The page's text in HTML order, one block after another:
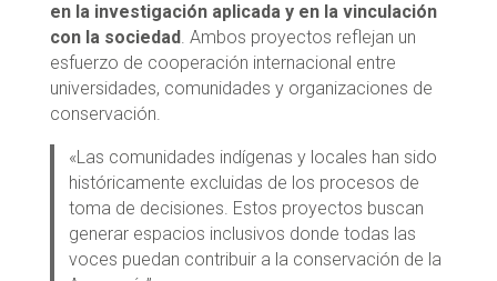
en la investigación aplicada y en la vinculación
con la sociedad. Ambos proyectos reflejan un
esfuerzo de cooperación internacional entre
universidades, comunidades y organizaciones de
conservación.
«Las comunidades indígenas y locales han sido
históricamente excluidas de los procesos de
toma de decisiones. Estos proyectos buscan
generar espacios inclusivos donde todas las
voces puedan contribuir a la conservación de la